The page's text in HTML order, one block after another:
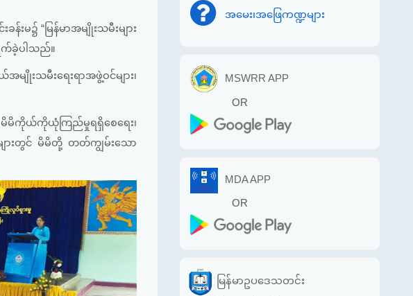
မ၌ “မြန်မာအမျိုးသမီးများ
က်ခဲ့ပါသည်။
ျိုးသမီးရေးရာအဖွဲ့ဝင်များ၊
မိမိကိုယ်ကိုယုံကြည်မှုရရှိစေရေး၊
ားတွင် မိမိတို့ တတ်ကျွမ်းသော
အမေး၊အဖြေကဏ္ဍများ
MSWRR APP
OR
MDA APP
OR
မြန်မာဥပဒေသတင်း